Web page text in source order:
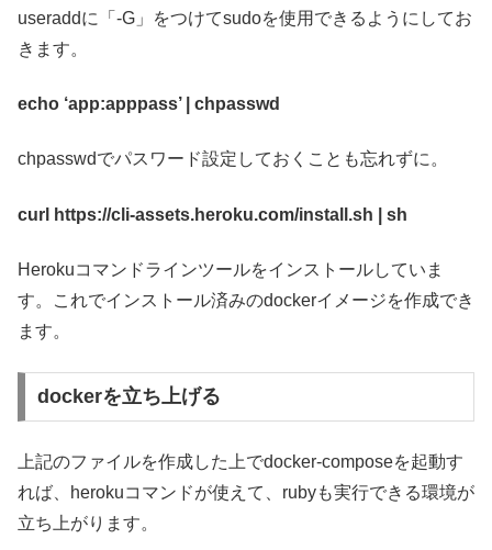
useraddに「-G」をつけてsudoを使用できるようにしてお
きます。
echo ‘app:apppass’ | chpasswd
chpasswdでパスワード設定しておくことも忘れずに。
curl https://cli-assets.heroku.com/install.sh | sh
Herokuコマンドラインツールをインストールしていま
す。これでインストール済みのdockerイメージを作成でき
ます。
dockerを立ち上げる
上記のファイルを作成した上でdocker-composeを起動す
れば、herokuコマンドが使えて、rubyも実行できる環境が
立ち上がります。